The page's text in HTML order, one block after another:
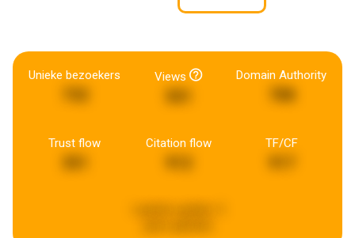
Unieke bezoekers Views Domain Authority
788
Trust flow Citation flow TF/CF